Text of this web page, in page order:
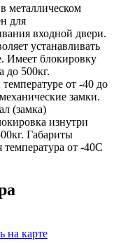
металлическом
для
входной двери.
устанавливать
Имеет блокировку
до 500кг.
от -40 до
замки.
(замка)
изнутри
Габариты
от -40С
на карте